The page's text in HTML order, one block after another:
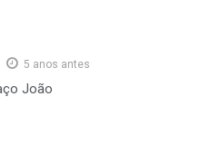
5 anos antes
João